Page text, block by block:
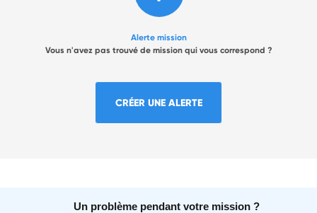
Alerte mission
Vous n'avez pas trouvé de mission qui vous correspond ?
CRÉER UNE ALERTE
Un problème pendant votre mission ?